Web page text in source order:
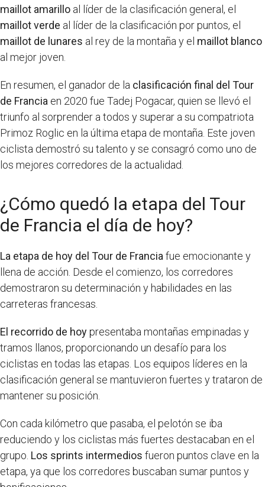
maillot amarillo al líder de la clasificación general, el
maillot verde al líder de la clasificación por puntos, el
maillot de lunares al rey de la montaña y el maillot blanco
al mejor joven.
En resumen, el ganador de la clasificación final del Tour
de Francia en 2020 fue Tadej Pogacar, quien se llevó el
triunfo al sorprender a todos y superar a su compatriota
Primoz Roglic en la última etapa de montaña. Este joven
ciclista demostró su talento y se consagró como uno de
los mejores corredores de la actualidad.
¿Cómo quedó la etapa del Tour
de Francia el día de hoy?
La etapa de hoy del Tour de Francia fue emocionante y
llena de acción. Desde el comienzo, los corredores
demostraron su determinación y habilidades en las
carreteras francesas.
El recorrido de hoypresentaba montañas empinadas y
tramos llanos, proporcionando un desafío para los
ciclistas en todas las etapas. Los equipos líderes en la
clasificación general se mantuvieron fuertes y trataron de
mantener su posición.
Con cada kilómetro que pasaba, el pelotón se iba
reduciendo y los ciclistas más fuertes destacaban en el
grupo. Los sprints intermedios fueron puntos clave en la
etapa, ya que los corredores buscaban sumar puntos y